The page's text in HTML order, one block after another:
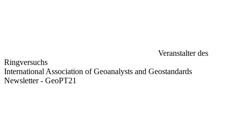
Veranstalter des
Ringversuchs
International Association of Geoanalysts and Geostandards
Newsletter - GeoPT21